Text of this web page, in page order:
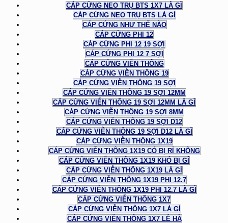
CÁP CỨNG NEO TRỤ BTS 1X7 LÀ GÌ
CÁP CỨNG NEO TRỤ BTS LÀ GÌ
CÁP CỨNG NHƯ THẾ NÀO
CÁP CỨNG PHI 12
CÁP CỨNG PHI 12 19 SỢI
CÁP CỨNG PHI 12 7 SỢI
CÁP CỨNG VIỄN THÔNG
CÁP CỨNG VIỄN THÔNG 19
CÁP CỨNG VIỄN THÔNG 19 SỢI
CÁP CỨNG VIỄN THÔNG 19 SỢI 12MM
CÁP CỨNG VIỄN THÔNG 19 SỢI 12MM LÀ GÌ
CÁP CỨNG VIỄN THÔNG 19 SỢI 8MM
CÁP CỨNG VIỄN THÔNG 19 SỢI D12
CÁP CỨNG VIỄN THÔNG 19 SỢI D12 LÀ GÌ
CÁP CỨNG VIỄN THÔNG 1X19
CÁP CỨNG VIỄN THÔNG 1X19 CÓ BỊ RỈ KHÔNG
CÁP CỨNG VIỄN THÔNG 1X19 KHÓ BỊ GỈ
CÁP CỨNG VIỄN THÔNG 1X19 LÀ GÌ
CÁP CỨNG VIỄN THÔNG 1X19 PHI 12.7
CÁP CỨNG VIỄN THÔNG 1X19 PHI 12.7 LÀ GÌ
CÁP CỨNG VIỄN THÔNG 1X7
CÁP CỨNG VIỄN THÔNG 1X7 LÀ GÌ
CÁP CỨNG VIỄN THÔNG 1X7 LÊ HÀ